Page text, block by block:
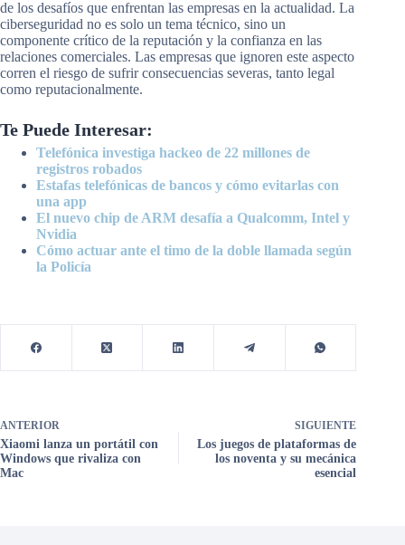
de los desafíos que enfrentan las empresas en la actualidad. La
ciberseguridad no es solo un tema técnico, sino un
componente crítico de la reputación y la confianza en las
relaciones comerciales. Las empresas que ignoren este aspecto
corren el riesgo de sufrir consecuencias severas, tanto legal
como reputacionalmente.
Te Puede Interesar:
Telefónica investiga hackeo de 22 millones de
registros robados
Estafas telefónicas de bancos y cómo evitarlas con
una app
El nuevo chip de ARM desafía a Qualcomm, Intel y
Nvidia
Cómo actuar ante el timo de la doble llamada según
la Policía
ANTERIOR
Xiaomi lanza un portátil con
Windows que rivaliza con
Mac
SIGUIENTE
Los juegos de plataformas de
los noventa y su mecánica
esencial